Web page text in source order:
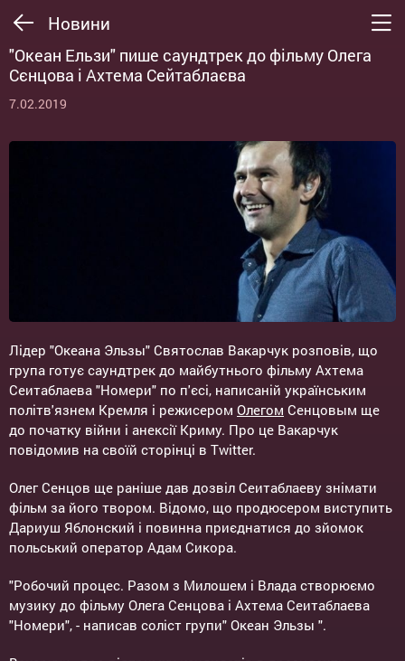
Новини
"Океан Ельзи" пише саундтрек до фільму Олега
Сєнцова і Ахтема Сейтаблаєва
7.02.2019
Лідер "Океана Эльзы" Святослав Вакарчук розповів, що
група готує саундтрек до майбутнього фільму Ахтема
Сеитаблаева "Номери" по п'єсі, написаній українським
політв'язнем Кремля і режисером Олегом Сенцовым ще
до початку війни і анексії Криму. Про це Вакарчук
повідомив на своїй сторінці в Twitter.
Олег Сенцов ще раніше дав дозвіл Сеитаблаеву знімати
фільм за його твором. Відомо, що продюсером виступить
Дариуш Яблонский і повинна приєднатися до зйомок
польський оператор Адам Сикора.
"Робочий процес. Разом з Милошем і Влада створюємо
музику до фільму Олега Сенцова і Ахтема Сеитаблаева
"Номери", - написав соліст групи" Океан Эльзы ".